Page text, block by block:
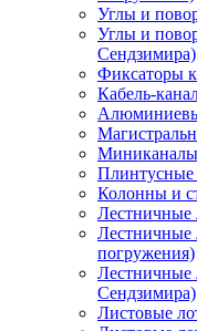
Углы и
Углы и
Сендзимира)
Фиксаторы
Кабель-
Миниканалы
Плинтусные
Колонны и
Лестничные
Лестничные
погружения)
Лестничные
Сендзимира)
Листовые